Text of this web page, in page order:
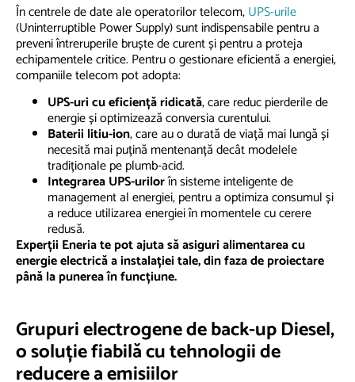
În centrele de date ale operatorilor telecom,UPS-urile
(Uninterruptible Power Supply) sunt indispensabile pentru a
preveni întreruperile bruște de curent și pentru a proteja
echipamentele critice. Pentru o gestionare eficientă a energiei,
companiile telecom pot adopta:
UPS-uri cu eficiență ridicată, care reduc pierderile de
energie și optimizează conversia curentului.
Baterii litiu-ion, care au o durată de viață mai lungă și
necesită mai puțină mentenanță decât modelele
tradiționale pe plumb-acid.
Integrarea UPS-urilorîn sisteme inteligente de
management al energiei, pentru a optimiza consumul și
a reduce utilizarea energiei în momentele cu cerere
redusă.
Experții Eneria te pot ajuta să asiguri alimentarea cu
energie electrică a instalației tale, din faza de proiectare
până la punerea în funcțiune.
Grupuri electrogene de back-up Diesel,
o soluție fiabilă cu tehnologii de
reducere a emisiilor